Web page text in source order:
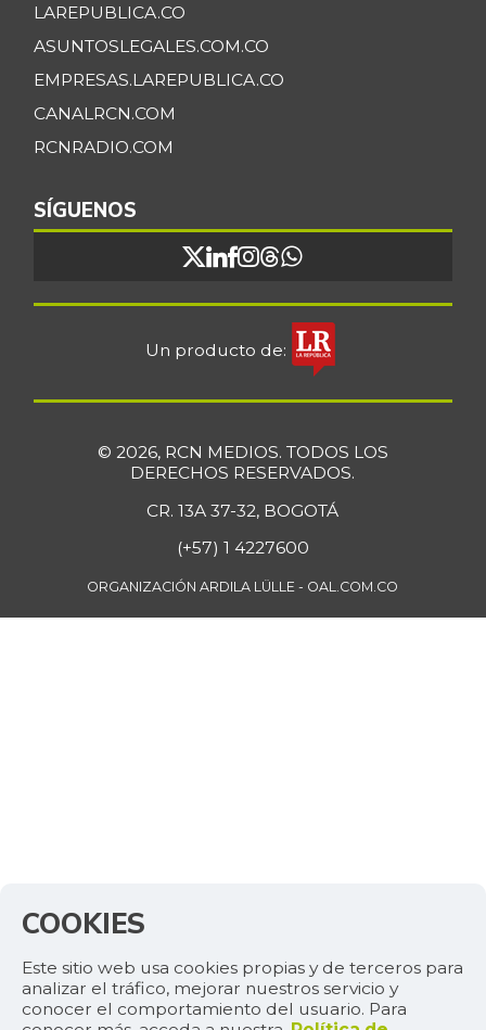
LAREPUBLICA.CO
ASUNTOSLEGALES.COM.CO
EMPRESAS.LAREPUBLICA.CO
CANALRCN.COM
RCNRADIO.COM
SÍGUENOS
Un producto de:
© 2026, RCN MEDIOS. TODOS LOS
DERECHOS RESERVADOS.
CR. 13A 37-32, BOGOTÁ
(+57) 1 4227600
ORGANIZACIÓN ARDILA LÜLLE - OAL.COM.CO
COOKIES
Este sitio web usa cookies propias y de terceros para
analizar el tráfico, mejorar nuestros servicio y
conocer el comportamiento del usuario. Para